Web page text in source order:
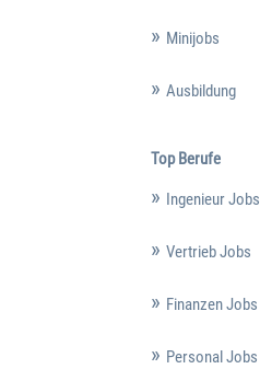
Minijobs
Ausbildung
Top Berufe
Ingenieur Jobs
Vertrieb Jobs
Finanzen Jobs
Personal Jobs